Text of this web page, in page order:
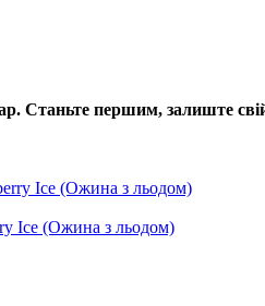
Станьте першим, залиште
Ice (Ожина з льодом)